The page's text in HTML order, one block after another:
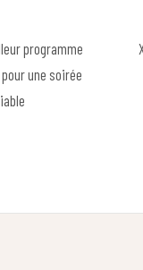
programme
une soirée